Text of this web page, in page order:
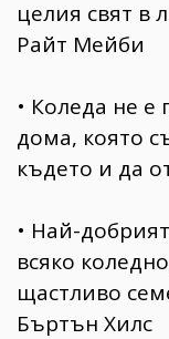
целия свят в
Райт Мейби
• Коледа не е
дома, която
където и да
• Най-
всяко
щастливо
Бъртън Хилс